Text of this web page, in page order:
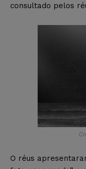
consultado pelos
O réus